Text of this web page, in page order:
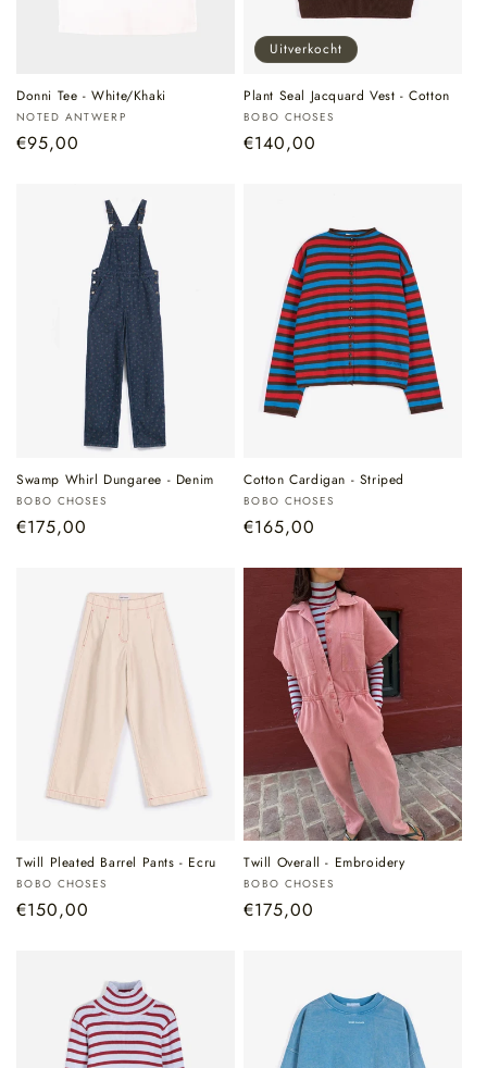
Donni Tee - White/Khaki
Verkoper:
NOTED ANTWERP
Normale
€95,00
Uitverkocht
Plant Seal Jacquard Vest - Cotton
Verkoper:
BOBO CHOSES
Normale
€140,00
Swamp Whirl Dungaree - Denim
Verkoper:
BOBO CHOSES
Normale
€175,00
Cotton Cardigan - Striped
Verkoper:
BOBO CHOSES
Normale
€165,00
Twill Pleated Barrel Pants - Ecru
Verkoper:
BOBO CHOSES
Normale
€150,00
Twill Overall - Embroidery
Verkoper:
BOBO CHOSES
Normale
€175,00